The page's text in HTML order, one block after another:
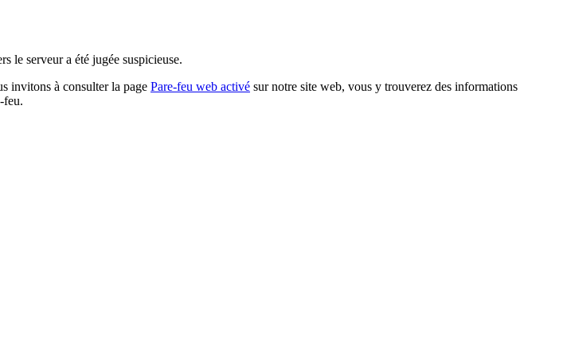
le serveur a été jugée suspicieuse.
invitons à consulter la page Pare-feu web activé sur notre site web, vous y trouverez des informations
feu.